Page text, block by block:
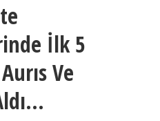
İlk 5
Ve